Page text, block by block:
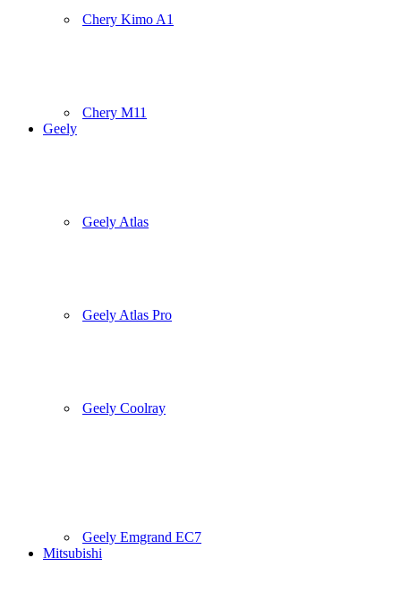
Chery Kimo A1
Chery M11
Geely
Geely Atlas
Geely Atlas Pro
Geely Coolray
Geely Emgrand EC7
Mitsubishi